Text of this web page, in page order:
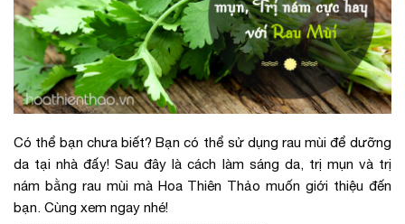
Có thể bạn chưa biết? Bạn có thể sử dụng rau mùi để dưỡng
da tại nhà đấy! Sau đây là cách làm sáng da, trị mụn và trị
nám bằng rau mùi mà Hoa Thiên Thảo muốn giới thiệu đến
bạn. Cùng xem ngay nhé!